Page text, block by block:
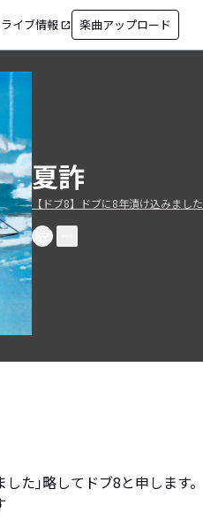
ライブ情報 open_in_new 楽曲アップロード
夏詐
【ドブ8】ドブに8年漬け込みました
た｣略してドブ8と申します。